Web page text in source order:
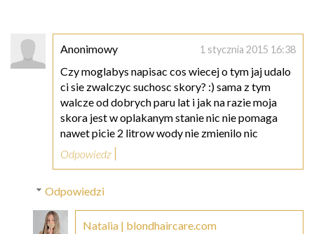
Anonimowy 1 stycznia 2015 16:38
Czy moglabys napisac cos wiecej o tym jaj udalo
ci sie zwalczyc suchosc skory? :) sama z tym
walcze od dobrych paru lat i jak na razie moja
skora jest w oplakanym stanie nic nie pomaga
nawet picie 2 litrow wody nie zmienilo nic
Odpowiedz
Odpowiedzi
Natalia | blondhaircare.com